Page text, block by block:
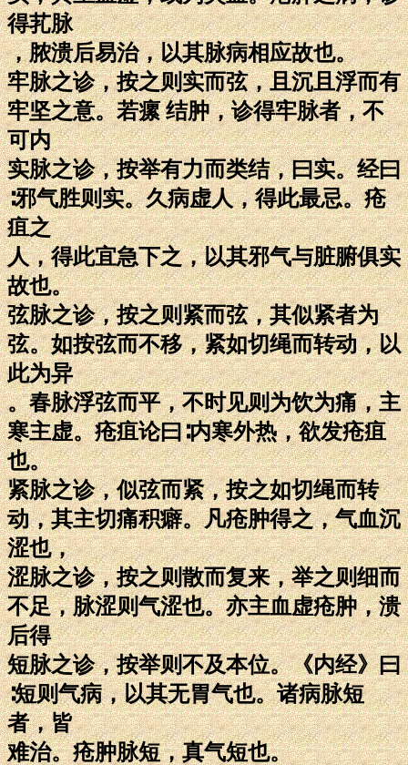
得芤脉
，脓溃后易治，以其脉病相应故也。
牢脉之诊，按之则实而弦，且沉且浮而有
牢坚之意。若瘰 结肿，诊得牢脉者，不
可内
实脉之诊，按举有力而类结，曰实。经曰
∶邪气胜则实。久病虚人，得此最忌。疮
疽之
人，得此宜急下之，以其邪气与脏腑俱实
故也。
弦脉之诊，按之则紧而弦，其似紧者为
弦。如按弦而不移，紧如切绳而转动，以
此为异
。春脉浮弦而平，不时见则为饮为痛，主
寒主虚。疮疽论曰∶内寒外热，欲发疮疽
也。
紧脉之诊，似弦而紧，按之如切绳而转
动，其主切痛积癖。凡疮肿得之，气血沉
涩也，
涩脉之诊，按之则散而复来，举之则细而
不足，脉涩则气涩也。亦主血虚疮肿，溃
后得
短脉之诊，按举则不及本位。《内经》曰
∶短则气病，以其无胃气也。诸病脉短
者，皆
难治。疮肿脉短，真气短也。